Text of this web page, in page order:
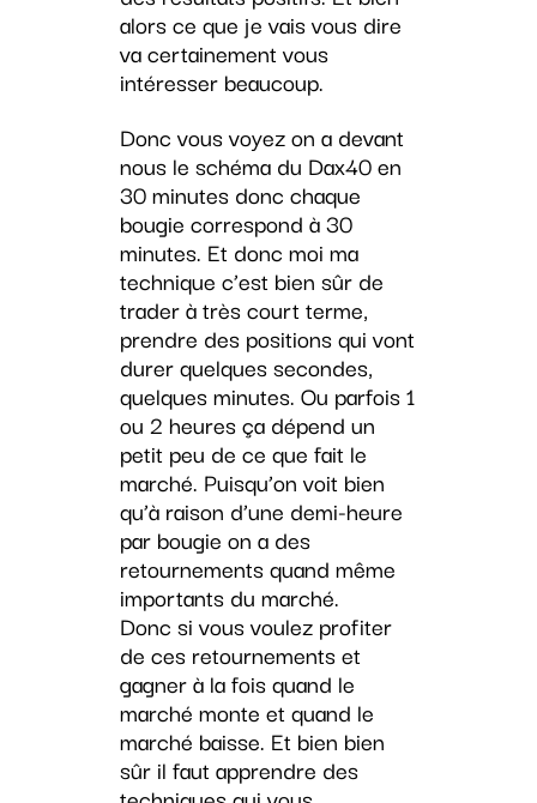
alors ce que je vais vous dire
va certainement vous
intéresser beaucoup.
Donc vous voyez on a devant
nous le schéma du Dax40 en
30 minutes donc chaque
bougie correspond à 30
minutes. Et donc moi ma
technique c’est bien sûr de
trader à très court terme,
prendre des positions qui vont
durer quelques secondes,
quelques minutes. Ou parfois 1
ou 2 heures ça dépend un
petit peu de ce que fait le
marché. Puisqu’on voit bien
qu’à raison d’une demi-heure
par bougie on a des
retournements quand même
importants du marché.
Donc si vous voulez profiter
de ces retournements et
gagner à la fois quand le
marché monte et quand le
marché baisse. Et bien bien
sûr il faut apprendre des